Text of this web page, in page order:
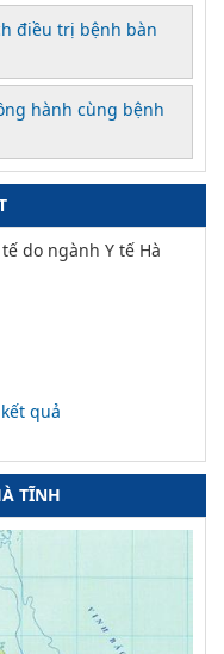
điều trị bệnh bàn
hành cùng bệnh
do ngành Y tế Hà
quả
TĨNH